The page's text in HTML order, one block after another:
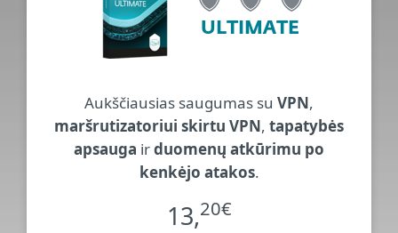
ULTIMATE
Aukščiausias saugumas su VPN,
maršrutizatoriui skirtu VPN, tapatybės
apsauga irduomenų atkūrimu po
kenkėjo atakos.
13,20€